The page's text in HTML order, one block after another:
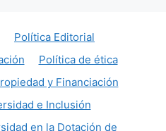
Política Editorial
Política de ética
y Financiación
e Inclusión
en la Dotación de